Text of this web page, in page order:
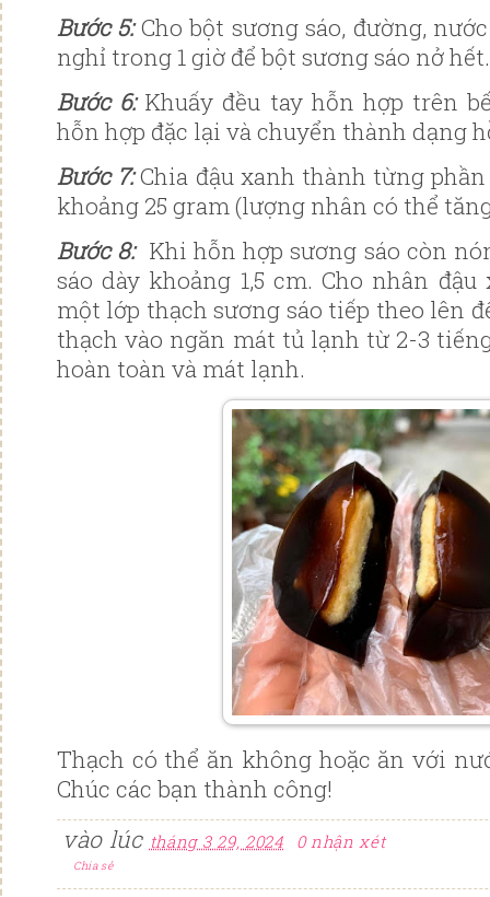
Bước 5:Cho bột sương sáo, đường,
nghỉ trong 1 giờ để bột sương sáo nở
Bước 6: Khuấy đều tay hỗn hợp trên
hỗn hợp đặc lại và chuyển thành dạng
Bước 7:Chia đậu xanh thành từng
khoảng 25 gram (lượng nhân có thể
Bước 8: Khi hỗn hợp sương sáo còn
sáo dày khoảng 1,5 cm. Cho nhân
một lớp thạch sương sáo tiếp theo lên
thạch vào ngăn mát tủ lạnh từ 2-3
hoàn toàn và mát lạnh.
Thạch có thể ăn không hoặc ăn với
Chúc các bạn thành công!
vào lúc tháng 3 29, 2024 0 nhận xét
Chia sẻ